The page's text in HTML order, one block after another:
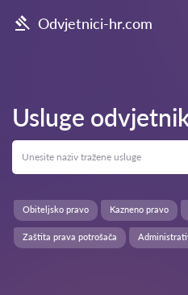
Odvjetnici-hr.com
Usluge
Obiteljsko pravo Kazneno pravo
Zaštita prava potrošača